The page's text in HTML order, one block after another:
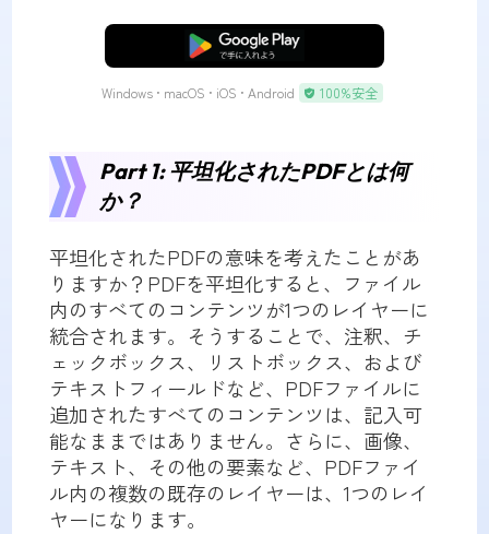
無料ダウンロード
Windows • macOS • iOS • Android 100%安全
Part 1: 平坦化されたPDFとは何
か？
平坦化されたPDFの意味を考えたことがあ
りますか？PDFを平坦化すると、ファイル
内のすべてのコンテンツが1つのレイヤーに
統合されます。そうすることで、注釈、チ
ェックボックス、リストボックス、および
テキストフィールドなど、PDFファイルに
追加されたすべてのコンテンツは、記入可
能なままではありません。さらに、画像、
テキスト、その他の要素など、PDFファイ
ル内の複数の既存のレイヤーは、1つのレイ
ヤーになります。